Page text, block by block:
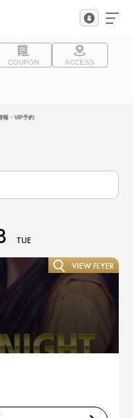
COUPON ACCESS
報・VIP予約
TUE
VIEW FLYER